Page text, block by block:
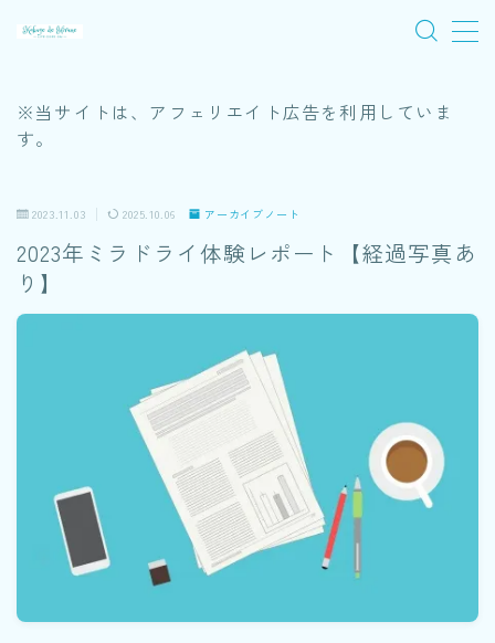
音楽
ワイルドバンチ
木陰ノート
アーカイブノート
※当サイトは、アフェリエイト広告を利用していま
す。
2023.11.03 2025.10.06 アーカイブノート
2023年ミラドライ体験レポート【経過写真あ
り】